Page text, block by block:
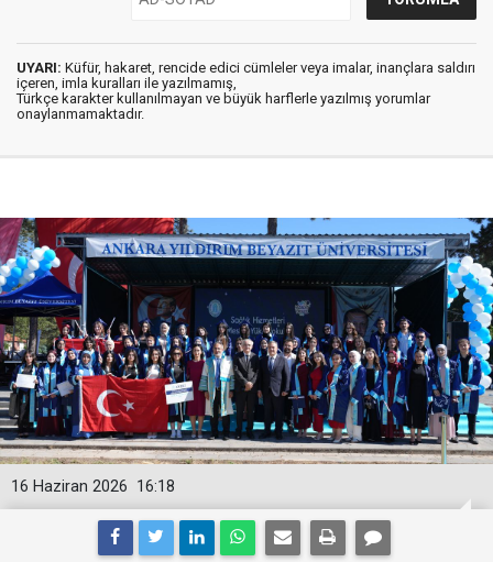
UYARI: Küfür, hakaret, rencide edici cümleler veya imalar, inançlara saldırı
içeren, imla kuralları ile yazılmamış,
Türkçe karakter kullanılmayan ve büyük harflerle yazılmış yorumlar
onaylanmamaktadır.
16:18
16 Haziran 2026